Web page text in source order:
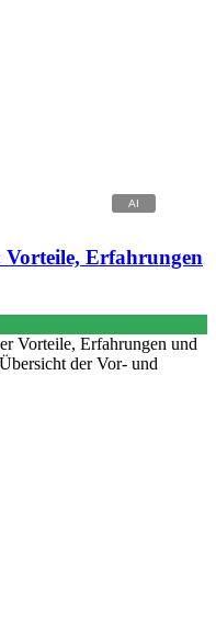
Erfahrungen
Vorteile, Erfahrungen und
der Vor- und